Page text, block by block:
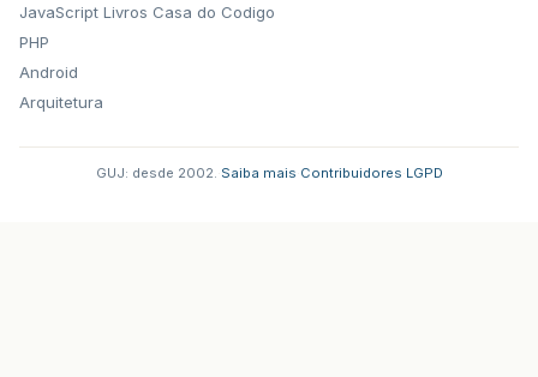
JavaScript
PHP
Android
Arquitetura
Livros Casa do Codigo
GUJ: desde 2002. Saiba mais Contribuidores LGPD